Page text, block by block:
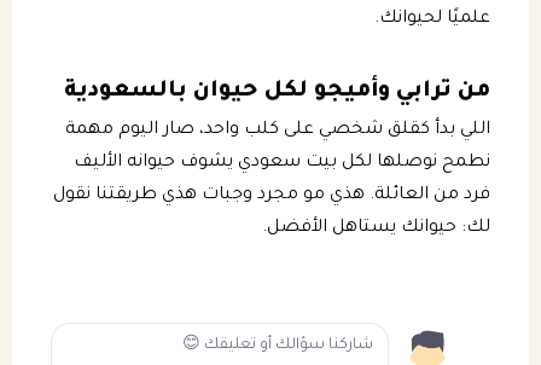
علميًا لحيوانك.
من ترابي وأميجو لكل حيوان بالسعودية
اللي بدأ كقلق شخصي على كلب واحد، صار اليوم مهمة
نطمح نوصلها لكل بيت سعودي يشوف حيوانه الأليف
فرد من العائلة. هذي مو مجرد وجبات هذي طريقتنا نقول
لك: حيوانك يستاهل الأفضل.